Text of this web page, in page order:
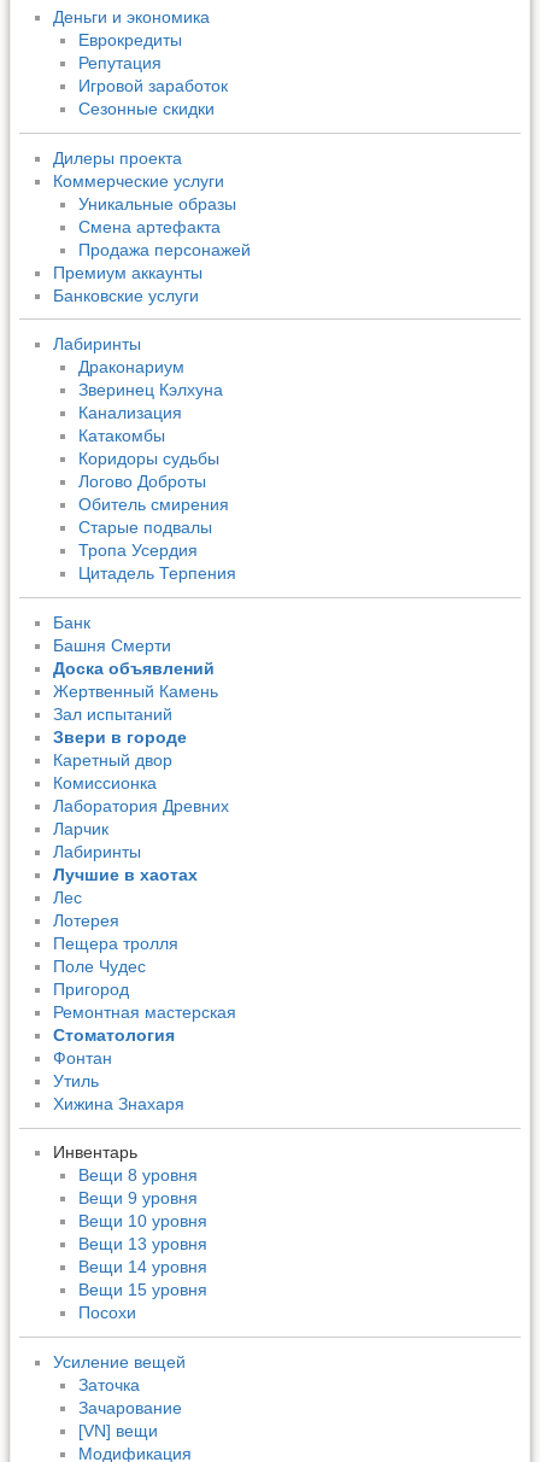
Деньги и экономика
Еврокредиты
Репутация
Игровой заработок
Сезонные скидки
Дилеры проекта
Коммерческие услуги
Уникальные образы
Смена артефакта
Продажа персонажей
Премиум аккаунты
Банковские услуги
Лабиринты
Драконариум
Зверинец Кэлхуна
Канализация
Катакомбы
Коридоры судьбы
Логово Доброты
Обитель смирения
Старые подвалы
Тропа Усердия
Цитадель Терпения
Банк
Башня Смерти
Доска объявлений
Жертвенный Камень
Зал испытаний
Звери в городе
Каретный двор
Комиссионка
Лаборатория Древних
Ларчик
Лабиринты
Лучшие в хаотах
Лес
Лотерея
Пещера тролля
Поле Чудес
Пригород
Ремонтная мастерская
Стоматология
Фонтан
Утиль
Хижина Знахаря
Инвентарь
Вещи 8 уровня
Вещи 9 уровня
Вещи 10 уровня
Вещи 13 уровня
Вещи 14 уровня
Вещи 15 уровня
Посохи
Усиление вещей
Заточка
Зачарование
[VN] вещи
Модификация